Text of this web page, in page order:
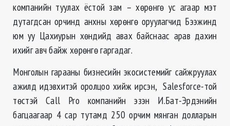
компанийн туулах ёстой зам – хөрөнгө ус агаар мэт
дутагдсан орчинд анхны хөрөнгө оруулагчид Бээжинд
юм уу Цахиурын хөндийд авах байснаас арав дахин
ихийг авч байж хөрөнгө гаргадаг.
Монголын гарааны бизнесийн экосистемийг сайжруулах
ажилд идэвхитэй оролцоо хийж ирсэн, Salesforce-той
төстэй Call Prо компанийн эзэн И.Бат-Эрдэнийн
багцаагаар 4 сар тутамд 250 орчим мянган долларын